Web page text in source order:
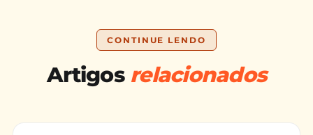
CONTINUE LENDO
Artigos relacionados